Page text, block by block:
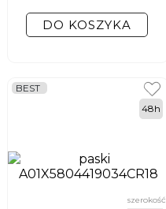
DO KOSZYKA
BEST
szerokość
48h